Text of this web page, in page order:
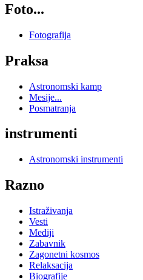
Foto...
Fotografija
Praksa
Astronomski kamp
Mesije...
Posmatranja
instrumenti
Astronomski instrumenti
Razno
Istraživanja
Vesti
Mediji
Zabavnik
Zagonetni kosmos
Relaksacija
Biografije